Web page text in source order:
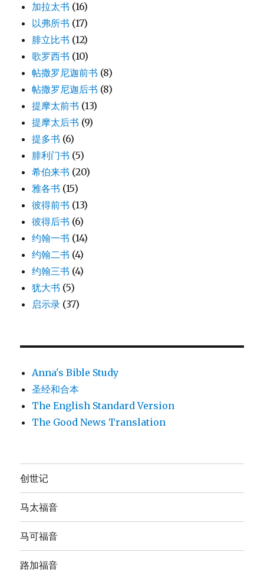
加拉太书 (16)
以弗所书 (17)
腓立比书 (12)
歌罗西书 (10)
帖撒罗尼迦前书 (8)
帖撒罗尼迦后书 (8)
提摩太前书 (13)
提摩太后书 (9)
提多书 (6)
腓利门书 (5)
希伯来书 (20)
雅各书 (15)
彼得前书 (13)
彼得后书 (6)
约翰一书 (14)
约翰二书 (4)
约翰三书 (4)
犹大书 (5)
启示录 (37)
Anna's Bible Study
圣经和合本
The English Standard Version
The Good News Translation
创世记
马太福音
马可福音
路加福音